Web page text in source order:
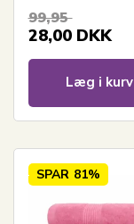
99,95
28,00 DKK
Læg i kurv
SPAR 81%